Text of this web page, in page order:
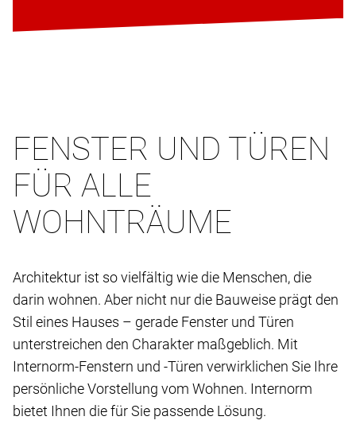
FENSTER UND TÜREN
FÜR ALLE
WOHNTRÄUME
Architektur ist so vielfältig wie die Menschen, die
darin wohnen. Aber nicht nur die Bauweise prägt den
Stil eines Hauses – gerade Fenster und Türen
unterstreichen den Charakter maßgeblich. Mit
Internorm-Fenstern und -Türen verwirklichen Sie Ihre
persönliche Vorstellung vom Wohnen. Internorm
bietet Ihnen die für Sie passende Lösung.